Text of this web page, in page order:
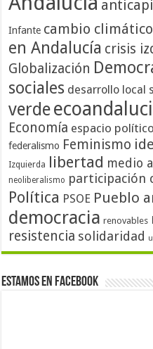
Infante cambio climático
en Andalucía crisis
Globalización
sociales desarrollo local
verde
Economía espacio político
federalismo Feminismo
Izquierda libertad medio
neoliberalismo participación
Política PSOE Pueblo
democracia renovables
resistencia solidaridad
Estamos en Facebook